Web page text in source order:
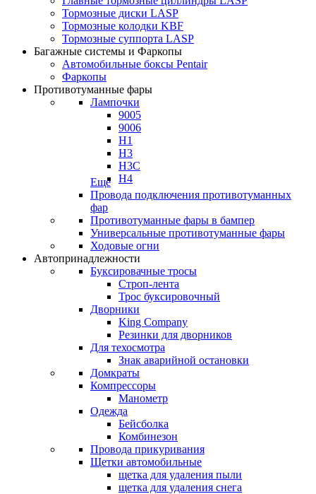
Тормозные диски LASP
Тормозные колодки KBF
Тормозные суппорта LASP
Багажные системы и Фаркопы
Автомобильные боксы Pentair
Фаркопы
Противотуманные фары
Лампочки
9005
9006
H1
H3
H3C
H4
Еще
Провода подключения противотуманных
фар
Противотуманные фары в бампер
Универсальные противотуманные фары
Ходовые огни
Автопринадлежности
Буксировачные тросы
Строп-лента
Трос буксировочный
Дворники
King Company
Резинки для дворников
Для техосмотра
Знак аварийной остановки
Домкраты
Компрессоры
Манометр
Одежда
Бейсболка
Комбинезон
Провода прикуривания
Щетки автомобильные
щетка для удаления пыли
щетка для удаления снега